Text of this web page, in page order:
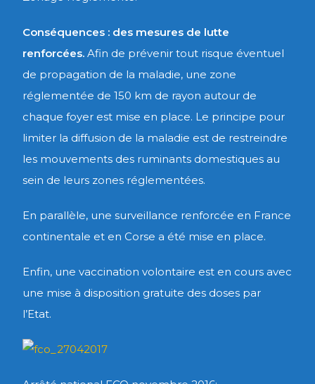
Conséquences : des mesures de lutte
renforcées. Afin de prévenir tout risque éventuel
de propagation de la maladie, une zone
réglementée de 150 km de rayon autour de
chaque foyer est mise en place. Le principe pour
limiter la diffusion de la maladie est de restreindre
les mouvements des ruminants domestiques au
sein de leurs zones réglementées.
En parallèle, une surveillance renforcée en France
continentale et en Corse a été mise en place.
Enfin, une vaccination volontaire est en cours avec
une mise à disposition gratuite des doses par
l’Etat.